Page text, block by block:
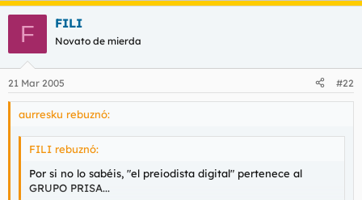
F FILI
Novato de mierda
21 Mar 2005 #22
aurresku rebuznó:
FILI rebuznó:
Por si no lo sabéis, "el preiodista digital" pertenece al
GRUPO PRISA...